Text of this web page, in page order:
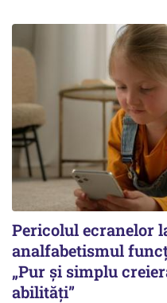
Pericolul ecranelor
analfabetismul
„Pur și simplu
abilități”